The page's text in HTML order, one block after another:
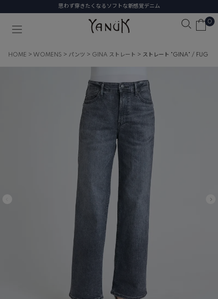
思わず穿きたくなるソフトな新感覚デニム
0
HOME WOMENS パンツ GINA ストレート ストレート "GINA" / FUG